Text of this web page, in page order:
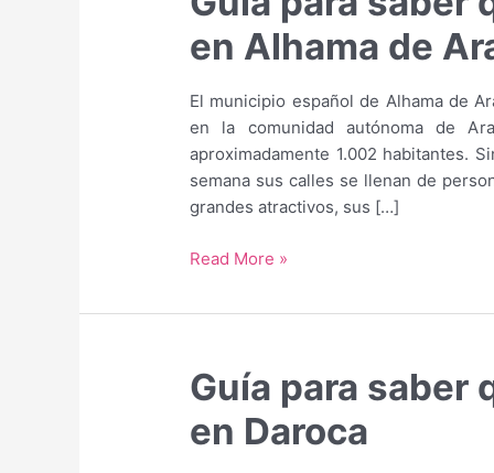
en Alhama de
El municipio español de Alhama de
en la comunidad autónoma de
aproximadamente 1.002 habitantes.
semana sus calles se llenan de
grandes atractivos, sus […]
Guía
saber
y
ver
Read More »
Guía para saber
en Daroca